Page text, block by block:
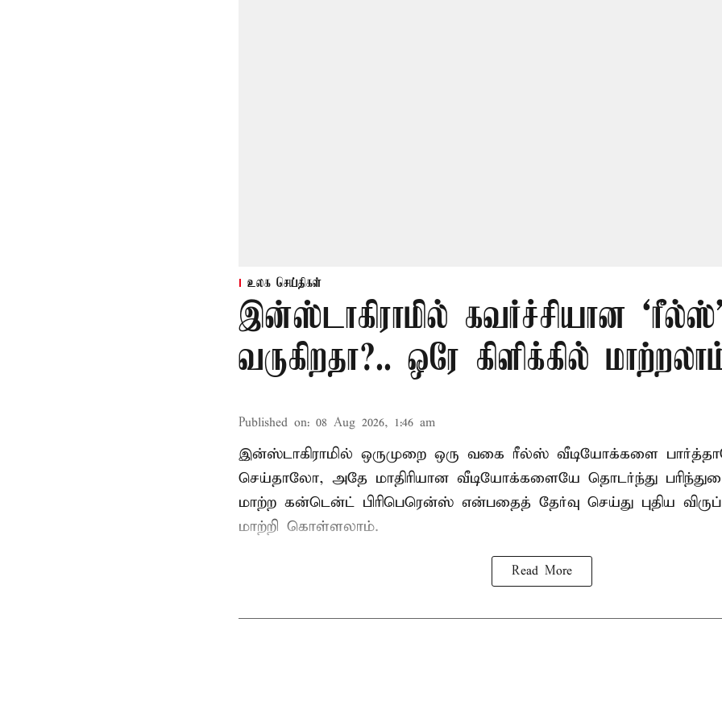
உலக செய்திகள்
இன்ஸ்டாகிராமில் கவர்ச்சியான
வருகிறதா?.. ஒரே கிளிக்கில்
Published on: 08 Aug 2026, 1:46 am
இன்ஸ்டாகிராமில் ஒருமுறை ஒரு வகை ரீல்ஸ் வீடியோக்களை
செய்தாலோ, அதே மாதிரியான வீடியோக்களையே தொடர்ந்து
மாற்ற கன்டென்ட் பிரிபெரென்ஸ் என்பதைத் தேர்வு செய்து புதிய
மாற்றி கொள்ளலாம்.
Read More